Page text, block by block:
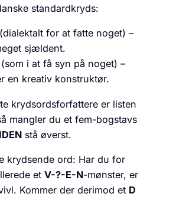
standardkryds:
(dialektalt for at fatte noget) –
sjældent.
i at få syn på noget) –
en kreativ konstruktør.
krydsordsforfattere er listen
mangler du et fem-bogstavs
stå øverst.
krydsende ord: Har du for
et V-?-E-N-mønster, er
Kommer der derimod et D